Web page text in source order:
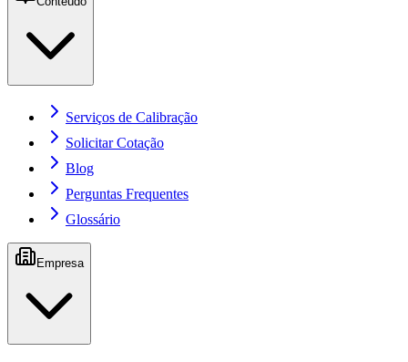
Serviços de Calibração
Solicitar Cotação
Blog
Perguntas Frequentes
Glossário
Empresa